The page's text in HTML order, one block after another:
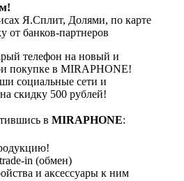
Я.Сплит, Долями, по карте
от банков-партнеров
телефон на новый и
покупке в MIRAPHONE!
социальные сети и
скидку 500 рублей!
в MIRAPHONE:
in (обмен)
и аксессуары к ним